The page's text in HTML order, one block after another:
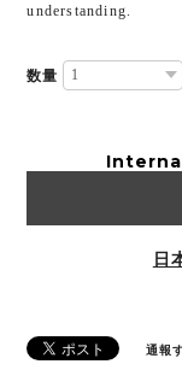
understanding.
数量
日
通報